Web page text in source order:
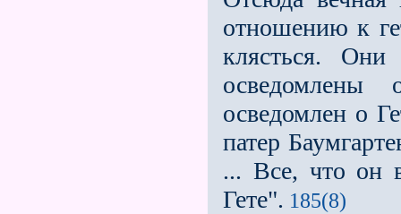
отношению к
клясться.
осведомлен о
патер
... Все, что он
Гете". 185(8)